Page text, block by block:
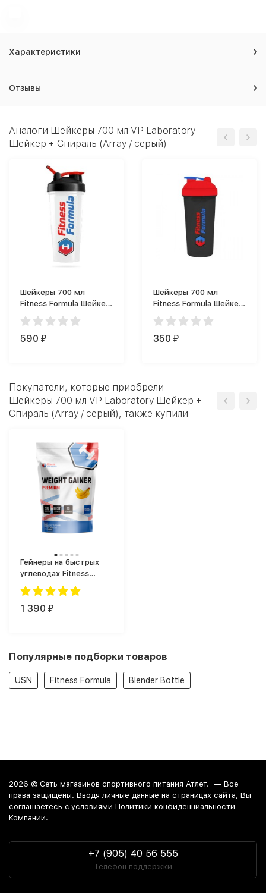
Характеристики
Отзывы
Аналоги Шейкеры 700 мл VP Laboratory
Шейкер + Спираль (Array / серый)
Шейкеры 700 мл
Fitness Formula Шейкер
Фитнес Формула (700
мл)
590 ₽
Шейкеры 700 мл
Fitness Formula Шейкер
Full Color (700 мл)
350 ₽
Покупатели, которые приобрели
Шейкеры 700 мл VP Laboratory Шейкер +
Спираль (Array / серый), также купили
Гейнеры на быстрых
углеводах Fitness
Formula Weight Gainer
Premium (1000 г)
1 390 ₽
Популярные подборки товаров
USN Fitness Formula Blender Bottle
2026 © Сеть магазинов спортивного питания Атлет. — Все
права защищены. Вводя личные данные на страницах сайта, Вы
соглашаетесь c условиями Политики конфиденциальности
Компании.
+7 (905) 40 56 555
Телефон поддержки